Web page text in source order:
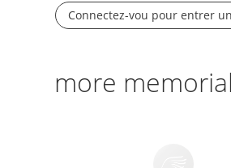
Connectez-vou pour entrer
more